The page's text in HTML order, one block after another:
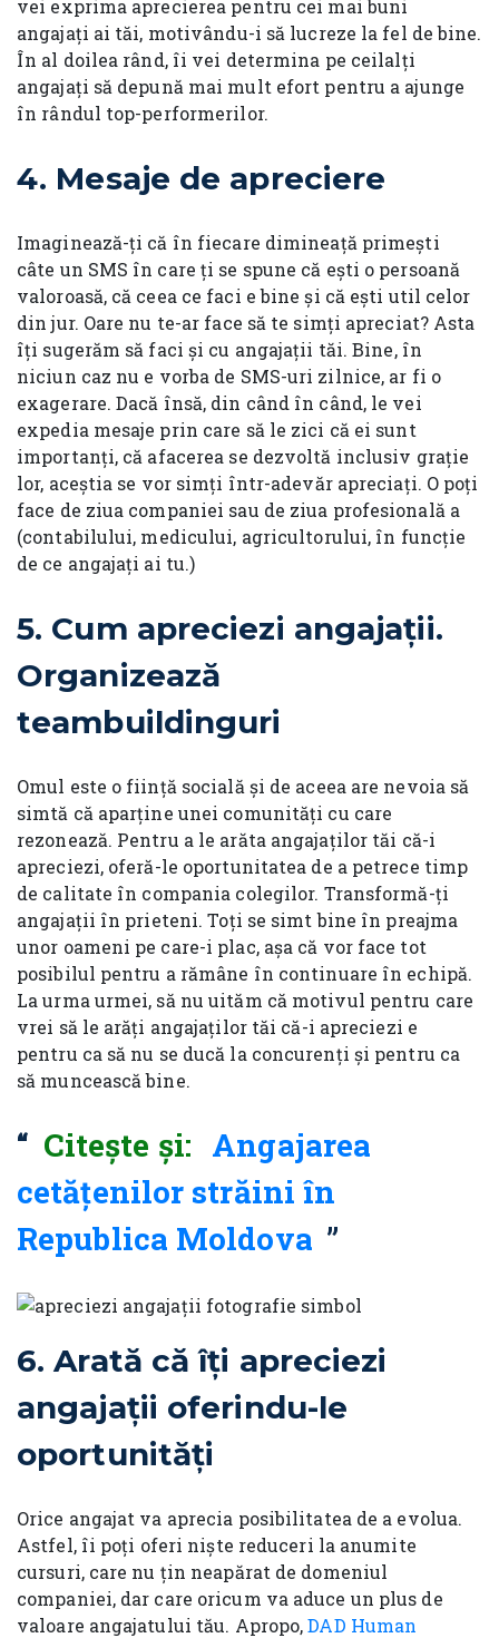
vei exprima aprecierea pentru cei mai buni
angajați ai tăi, motivându-i să lucreze la fel de bine.
În al doilea rând, îi vei determina pe ceilalți
angajați să depună mai mult efort pentru a ajunge
în rândul top-performerilor.
4. Mesaje de apreciere
Imaginează-ți că în fiecare dimineață primești
câte un SMS în care ți se spune că ești o persoană
valoroasă, că ceea ce faci e bine și că ești util celor
din jur. Oare nu te-ar face să te simți apreciat? Asta
îți sugerăm să faci și cu angajații tăi. Bine, în
niciun caz nu e vorba de SMS-uri zilnice, ar fi o
exagerare. Dacă însă, din când în când, le vei
expedia mesaje prin care să le zici că ei sunt
importanți, că afacerea se dezvoltă inclusiv grație
lor, aceștia se vor simți într-adevăr apreciați. O poți
face de ziua companiei sau de ziua profesională a
(contabilului, medicului, agricultorului, în funcție
de ce angajați ai tu.)
5. Cum apreciezi angajații.
Organizează
teambuildinguri
Omul este o ființă socială și de aceea are nevoia să
simtă că aparține unei comunități cu care
rezonează. Pentru a le arăta angajaților tăi că-i
apreciezi, oferă-le oportunitatea de a petrece timp
de calitate în compania colegilor. Transformă-ți
angajații în prieteni. Toți se simt bine în preajma
unor oameni pe care-i plac, așa că vor face tot
posibilul pentru a rămâne în continuare în echipă.
La urma urmei, să nu uităm că motivul pentru care
vrei să le arăți angajaților tăi că-i apreciezi e
pentru ca să nu se ducă la concurenți și pentru ca
să muncească bine.
Citește și: Angajarea
cetățenilor străini în
Republica Moldova
6. Arată că îți apreciezi
angajații oferindu-le
oportunități
Orice angajat va aprecia posibilitatea de a evolua.
Astfel, îi poți oferi niște reduceri la anumite
cursuri, care nu țin neapărat de domeniul
companiei, dar care oricum va aduce un plus de
valoare angajatului tău. Apropo,DAD Human